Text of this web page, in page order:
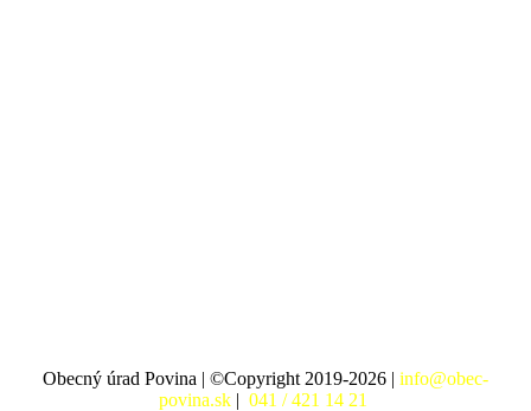
Obecný úrad Povina | ©Copyright 2019-2026 | info@obec-
povina.sk | 041 / 421 14 21